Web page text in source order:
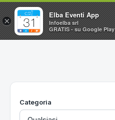
Home
Utilità
Categoria
×
Elba Eventi App
Infoelba srl
GRATIS - su Google Play